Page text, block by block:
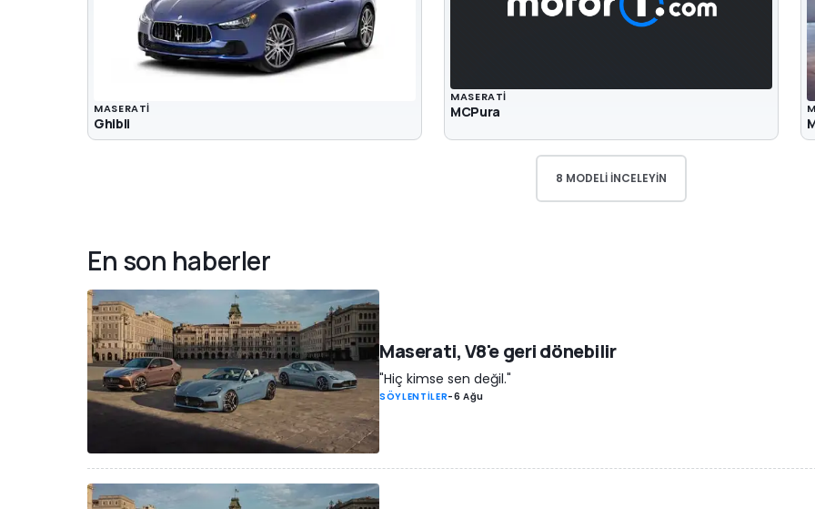
MASERATI
Ghibli
MASERATI
MCPura
8 MODELI İNCELEYIN
En son haberler
Maserati, V8'e geri dönebilir
"Hiç kimse sen değil."
SÖYLENTİLER-6 Ağu